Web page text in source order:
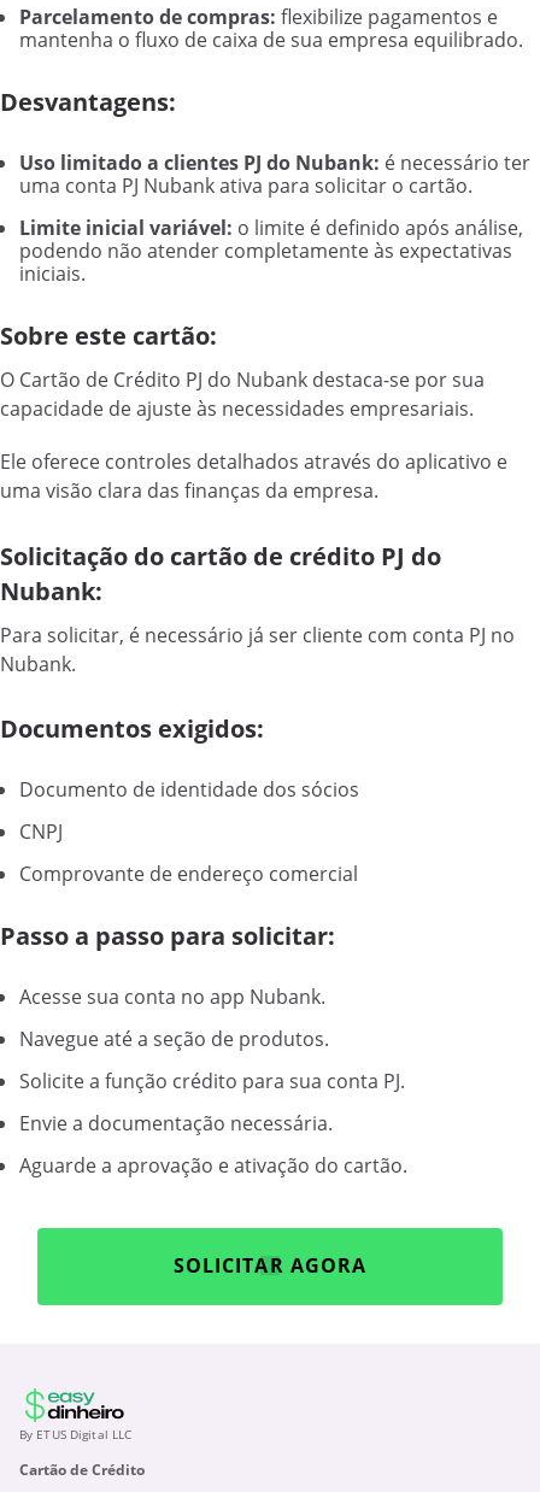
Parcelamento de compras: flexibilize pagamentos e
mantenha o fluxo de caixa de sua empresa equilibrado.
Desvantagens:
Uso limitado a clientes PJ do Nubank: é necessário ter
uma conta PJ Nubank ativa para solicitar o cartão.
Limite inicial variável: o limite é definido após análise,
podendo não atender completamente às expectativas
iniciais.
Sobre este cartão:
O Cartão de Crédito PJ do Nubank destaca-se por sua
capacidade de ajuste às necessidades empresariais.
Ele oferece controles detalhados através do aplicativo e
uma visão clara das finanças da empresa.
Solicitação do cartão de crédito PJ do
Nubank:
Para solicitar, é necessário já ser cliente com conta PJ no
Nubank.
Documentos exigidos:
Documento de identidade dos sócios
CNPJ
Comprovante de endereço comercial
Passo a passo para solicitar:
Acesse sua conta no app Nubank.
Navegue até a seção de produtos.
Solicite a função crédito para sua conta PJ.
Envie a documentação necessária.
Aguarde a aprovação e ativação do cartão.
SOLICITAR AGORA
By ETUS Digital LLC
Cartão de Crédito